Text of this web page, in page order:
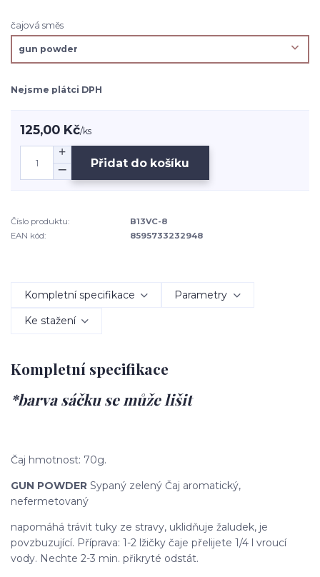
čajová směs
Nejsme plátci DPH
125,00 Kč/ks
Přidat do košíku
Číslo produktu:
B13VC-8
EAN kód:
8595733232948
Kompletní specifikace Parametry
Ke stažení
Kompletní specifikace
*barva sáčku se může lišit
Čaj hmotnost: 70g.
GUN POWDER Sypaný zelený Čaj aromatický,
nefermetovaný
napomáhá trávit tuky ze stravy, uklidňuje žaludek, je
povzbuzující. Příprava: 1-2 lžičky čaje přelijete 1/4 l vroucí
vody. Nechte 2-3 min. přikryté odstát.